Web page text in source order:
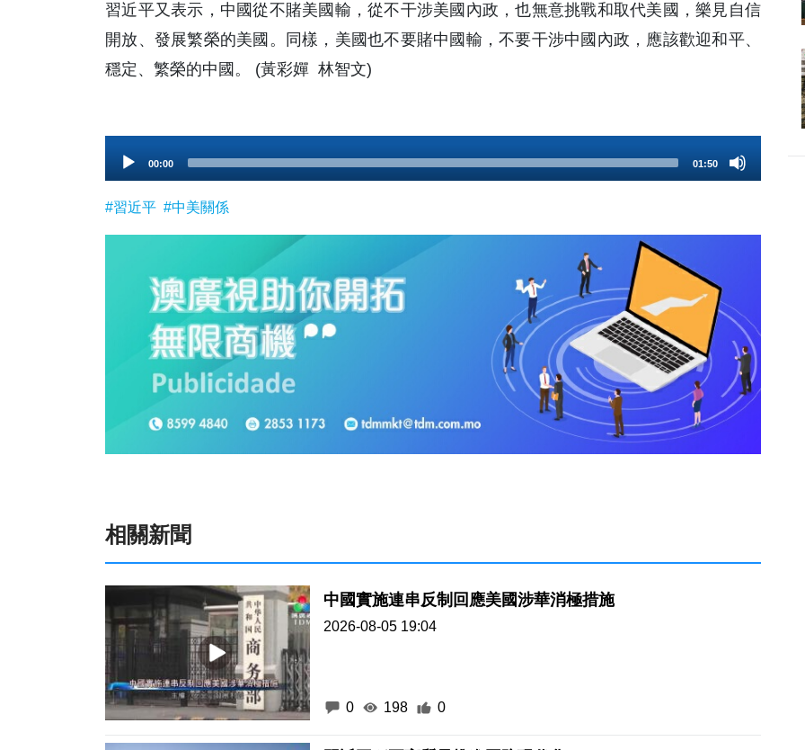
習近平又表示，中國從不賭美國輸，從不干涉美國內政，也無意挑戰和取代美國，樂見自信
開放、發展繁榮的美國。同樣，美國也不要賭中國輸，不要干涉中國內政，應該歡迎和平、
穩定、繁榮的中國。 (黃彩嬋 林智文)
Player
00:00 01:50
#習近平 #中美關係
相關新聞
中國實施連串反制回應美國涉華消極措施
2026-08-05 19:04
0 198 0